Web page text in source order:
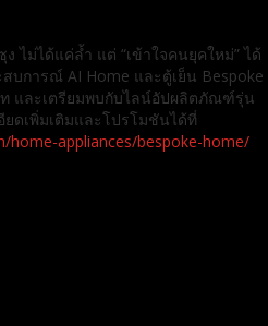
ไม่ได้แค่ล้ำ แต่ “เข้าใจคนยุคใหม่” ได้
บการณ์ AI Home และตู้เย็น Bespoke
ท และเตรียมพบกับไลน์อัปผลิตภัณฑ์รุ่น
ดเพิ่มเติมและโปรโมชันได้ที่
home-appliances/bespoke-home/